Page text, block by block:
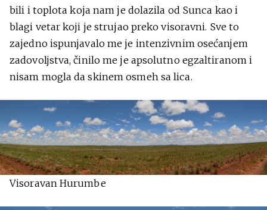
bili i toplota koja nam je dolazila od Sunca kao i
blagi vetar koji je strujao preko visoravni. Sve to
zajedno ispunjavalo me je intenzivnim osećanjem
zadovoljstva, činilo me je apsolutno egzaltiranom i
nisam mogla da skinem osmeh sa lica.
Visoravan Hurumbe